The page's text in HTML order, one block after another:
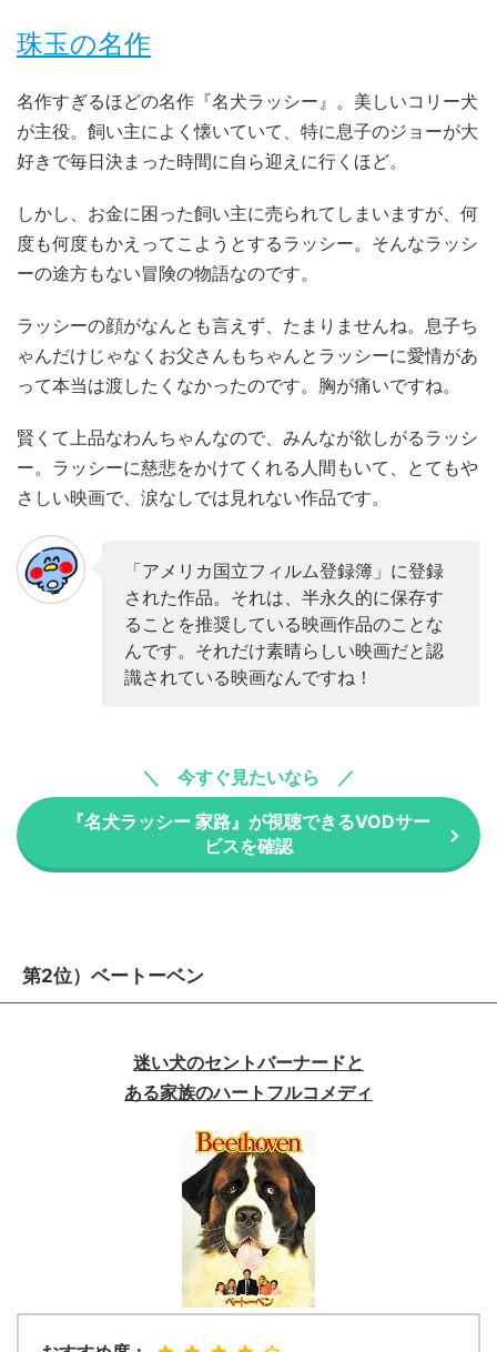
珠玉の名作
名作すぎるほどの名作『名犬ラッシー』。美しいコリー犬
が主役。飼い主によく懐いていて、特に息子のジョーが大
好きで毎日決まった時間に自ら迎えに行くほど。
しかし、お金に困った飼い主に売られてしまいますが、何
度も何度もかえってこようとするラッシー。そんなラッシ
ーの途方もない冒険の物語なのです。
ラッシーの顔がなんとも言えず、たまりませんね。息子ち
ゃんだけじゃなくお父さんもちゃんとラッシーに愛情があ
って本当は渡したくなかったのです。胸が痛いですね。
賢くて上品なわんちゃんなので、みんなが欲しがるラッシ
ー。ラッシーに慈悲をかけてくれる人間もいて、とてもや
さしい映画で、涙なしでは見れない作品です。
「アメリカ国立フィルム登録簿」に登録
された作品。それは、半永久的に保存す
ることを推奨している映画作品のことな
んです。それだけ素晴らしい映画だと認
識されている映画なんですね！
今すぐ見たいなら
『名犬ラッシー 家路』が視聴できるVODサー
ビスを確認
第2位）ベートーベン
迷い犬のセントバーナードと
ある家族のハートフルコメディ